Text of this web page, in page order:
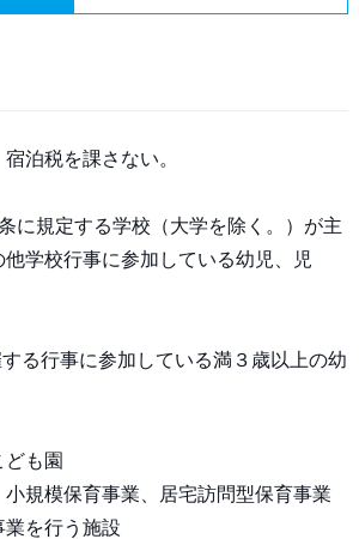
泊税を課さない。
に規定する学校（大学を除く。）が主
学校行事に参加している幼児、児
る行事に参加している満３歳以上の幼
ども園
小規模保育事業、居宅訪問型保育事業
業を行う施設